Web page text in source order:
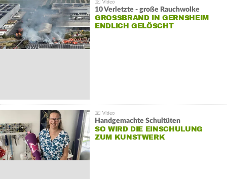
10 Verletzte - große Rauchwolke
GROSSBRAND IN GERNSHEIM E
NDLICH GELÖSCHT
Handgemachte Schultüten
SO WIRD DIE EINSCHULUNG
ZUM KUNSTWERK